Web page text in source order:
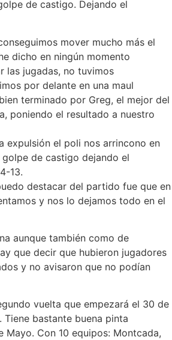
de castigo. Dejando el
mover mucho más el
dicho en ningún momento
las jugadas, no tuvimos
por delante en una maul
terminado por Greg, el mejor del
poniendo el resultado a nuestro
expulsión el poli nos arrincono en
de castigo dejando el
13.
destacar del partido fue que en
y nos lo dejamos todo en el
aunque también como de
que decir que hubieron jugadores
y no avisaron que no podían
vuelta que empezará el 30 de
Tiene bastante buena pinta
Mayo. Con 10 equipos: Montcada,